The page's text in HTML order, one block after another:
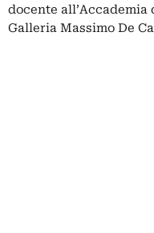
docente all’Accademia
Galleria Massimo De